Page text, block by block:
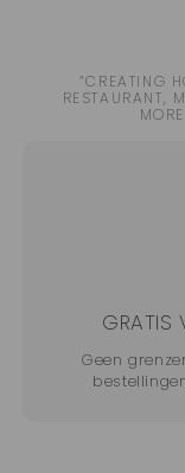
“CREATING
RESTAURANT,
GRATIS
Geen